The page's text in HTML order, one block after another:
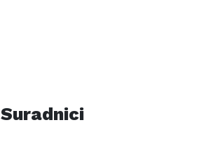
Suradnici